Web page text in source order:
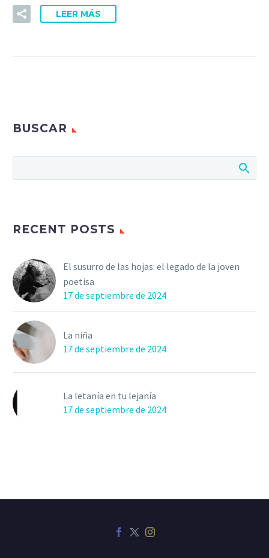
LEER MÁS
BUSCAR
RECENT POSTS
El susurro de las hojas: el legado de la joven
poetisa
17 de septiembre de 2024
La niña
17 de septiembre de 2024
La letanía en tu lejanía
17 de septiembre de 2024